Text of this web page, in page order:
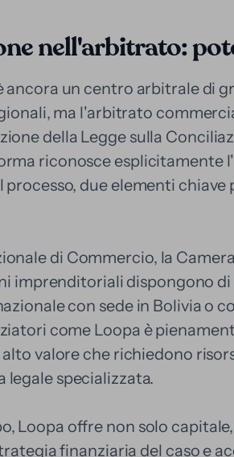
nell'arbitrato:
ancora un centro arbitrale di
ma l'arbitrato
della Legge sulla
riconosce esplicitamente
processo, due elementi
di Commercio, la
imprenditoriali dispongono
con sede in Bolivia o
come Loopa è
valore che richiedono
legale specializzata.
Loopa offre non solo
finanziaria del caso e